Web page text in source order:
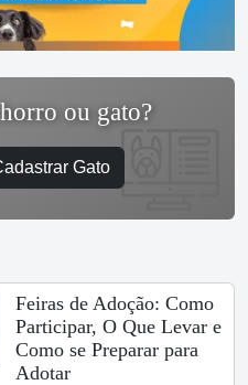
ou gato?
Gato
Feiras de Adoção: Como
Participar, O Que Levar e
Como se Preparar para
Adotar